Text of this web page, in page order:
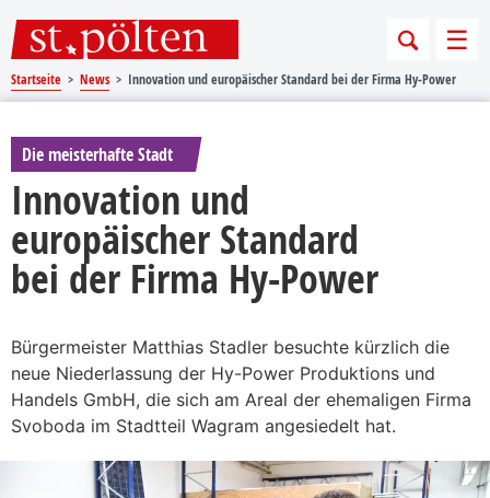
Startseite News Innovation und europäischer Standard bei der Firma Hy-Power
Die meisterhafte Stadt
Innovation und
europäischer Standard
bei der Firma Hy-Power
Bürgermeister Matthias Stadler besuchte kürzlich die
neue Niederlassung der Hy-Power Produktions und
Handels GmbH, die sich am Areal der ehemaligen Firma
Svoboda im Stadtteil Wagram angesiedelt hat.